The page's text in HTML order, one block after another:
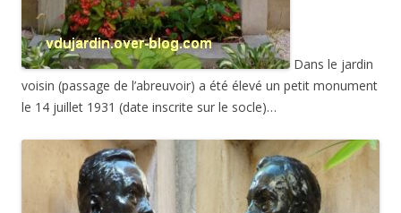
Dans le jardin
voisin (passage de l’abreuvoir) a été élevé un petit monument
le 14 juillet 1931 (date inscrite sur le socle)…